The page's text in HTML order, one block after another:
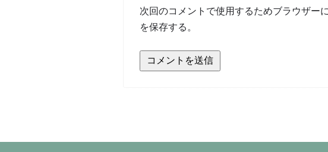
次回のコメントで使用するためブラウザー
を保存する。